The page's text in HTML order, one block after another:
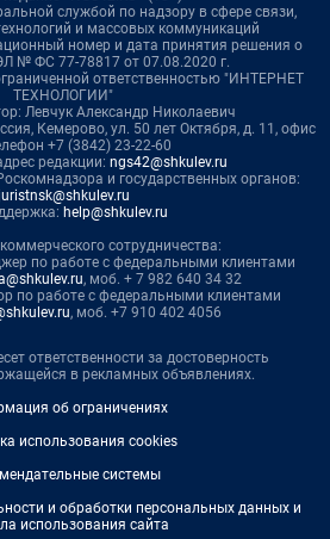
службой по надзору в сфере связи,
и массовых коммуникаций
номер и дата принятия решения о
№ ФС 77-78817 от 07.08.2020 г.
ответственностью "ИНТЕРНЕТ
ТЕХНОЛОГИИ"
Левчук Александр Николаевич
Кемерово, ул. 50 лет Октября, д. 11, офис
+7 (3842) 23-22-60
редакции: ngs42@shkulev.ru
и государственных органов:
help@shkulev.ru
сотрудничества:
по работе с федеральными клиентами
, моб. + 7 982 640 34 32
по работе с федеральными клиентами
, моб. +7 910 402 4056
ответственности за достоверность
в рекламных объявлениях.
об ограничениях
использования cookies
системы
и обработки персональных данных и
использования сайта